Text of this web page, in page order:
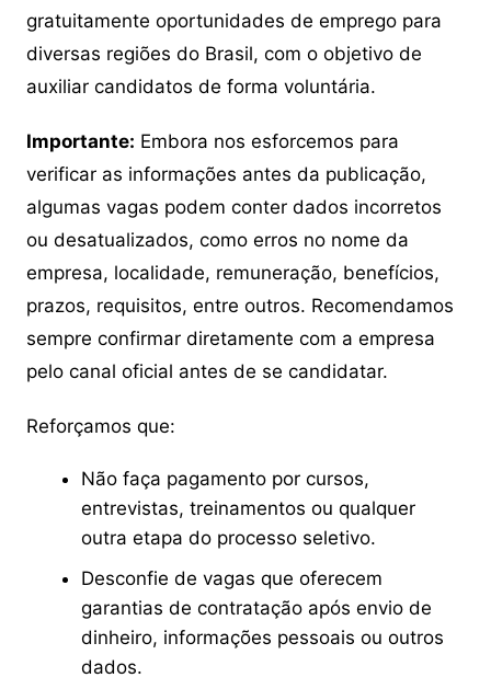
gratuitamente oportunidades de emprego para
diversas regiões do Brasil, com o objetivo de
auxiliar candidatos de forma voluntária.
Importante: Embora nos esforcemos para
verificar as informações antes da publicação,
algumas vagas podem conter dados incorretos
ou desatualizados, como erros no nome da
empresa, localidade, remuneração, benefícios,
prazos, requisitos, entre outros. Recomendamos
sempre confirmar diretamente com a empresa
pelo canal oficial antes de se candidatar.
Reforçamos que:
Não faça pagamento por cursos,
entrevistas, treinamentos ou qualquer
outra etapa do processo seletivo.
Desconfie de vagas que oferecem
garantias de contratação após envio de
dinheiro, informações pessoais ou outros
dados.